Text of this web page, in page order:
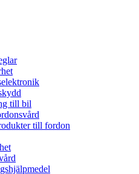
till bil
till fordon